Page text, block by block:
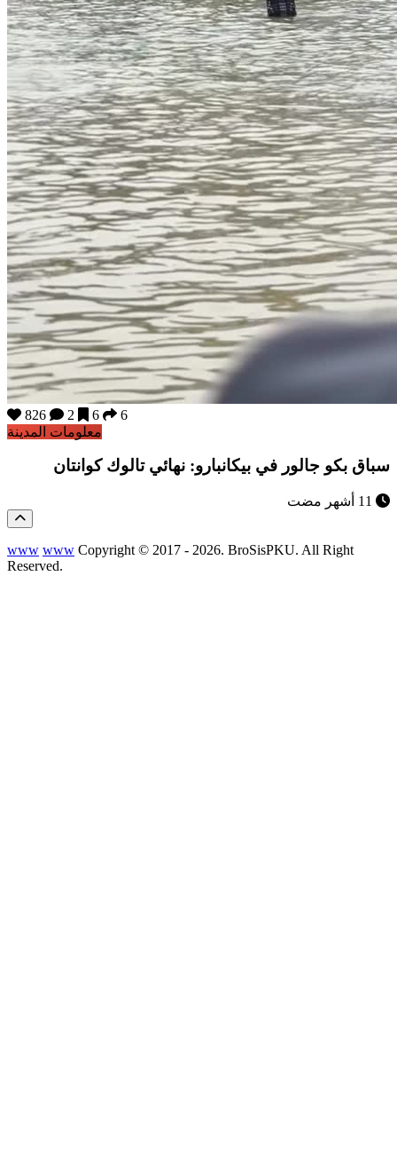
826 2 6
6
معلومات المدينة
سباق بكو جالور في بيكانبارو: نهائي تالوك كوانتان
www www Copyright © 2017 - 2026. BroSisPKU. All Right
Reserved.